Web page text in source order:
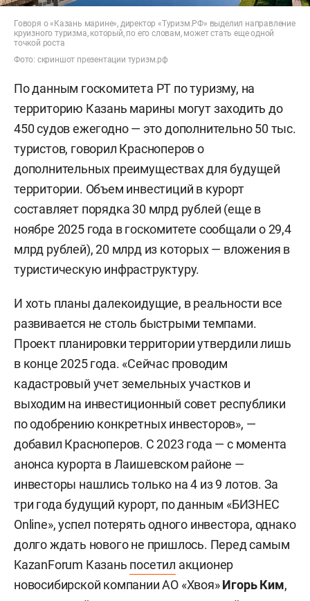
Говоря о «Казань марине», директор «Туризм.РФ» выделил направление
круизного туризма, который, по его словам, может стать еще одной
точкой роста
Фото: скриншот презентации туризм.рф
По данным госкомитета РТ по туризму, на
территорию Казань марины могут заходить до
450 судов ежегодно — это дополнительно 50 тыс.
туристов, говорил Красноперов о
дополнительных преимуществах для будущей
территории. Объем инвестиций в курорт
составляет порядка 30 млрд рублей (еще в
ноябре 2025 года в госкомитете сообщали о 29,4
млрд рублей), 20 млрд из которых — вложения в
туристическую инфраструктуру.
И хоть планы далекоидущие, в реальности все
развивается не столь быстрыми темпами.
Проект планировки территории утвердили лишь
в конце 2025 года. «Сейчас проводим
кадастровый учет земельных участков и
выходим на инвестиционный совет республики
по одобрению конкретных инвесторов», —
добавил Красноперов. С 2023 года — с момента
анонса курорта в Лаишевском районе —
инвесторы нашлись только на 4 из 9 лотов. За
три года будущий курорт, по данным «БИЗНЕС
Online», успел потерять одного инвестора, однако
долго ждать нового не пришлось. Перед самым
KazanForum Казань посетил акционер
новосибирской компании АО «Хвоя»Игорь Ким,